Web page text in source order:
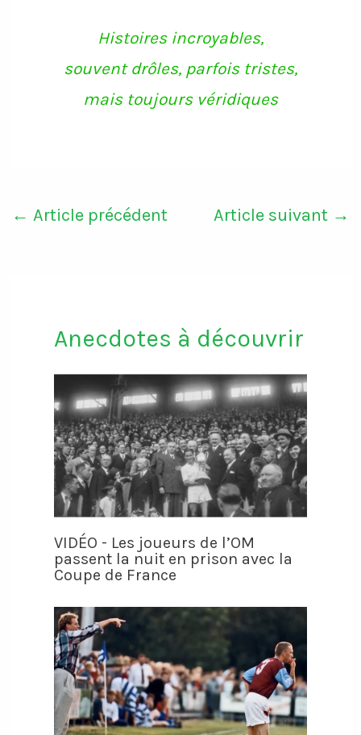
m
Histoires incroyables,
souvent drôles, parfois tristes,
mais toujours véridiques
← Article précédent Article suivant →
Anecdotes à découvrir
VIDÉO - Les joueurs de l’OM
passent la nuit en prison avec la
Coupe de France